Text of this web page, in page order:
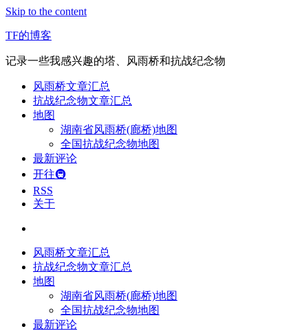
Skip to the content
TF的博客
记录一些我感兴趣的塔、风雨桥和抗战纪念物
风雨桥文章汇总
抗战纪念物文章汇总
地图
湖南省风雨桥(廊桥)地图
全国抗战纪念物地图
最新评论
开往🚇
RSS
关于
风雨桥文章汇总
抗战纪念物文章汇总
地图
湖南省风雨桥(廊桥)地图
全国抗战纪念物地图
最新评论